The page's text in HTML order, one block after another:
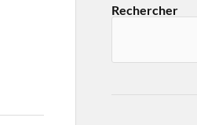
Rechercher